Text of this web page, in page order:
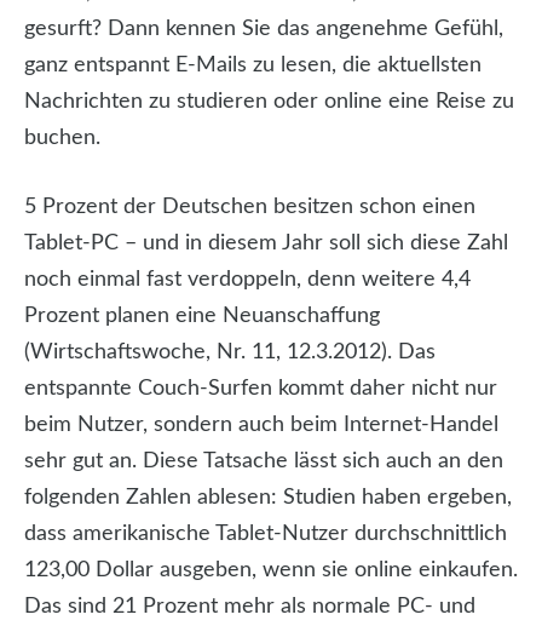
gesurft? Dann kennen Sie das angenehme Gefühl,
ganz entspannt E-Mails zu lesen, die aktuellsten
Nachrichten zu studieren oder online eine Reise zu
buchen.
5 Prozent der Deutschen besitzen schon einen
Tablet-PC – und in diesem Jahr soll sich diese Zahl
noch einmal fast verdoppeln, denn weitere 4,4
Prozent planen eine Neuanschaffung
(Wirtschaftswoche, Nr. 11, 12.3.2012). Das
entspannte Couch-Surfen kommt daher nicht nur
beim Nutzer, sondern auch beim Internet-Handel
sehr gut an. Diese Tatsache lässt sich auch an den
folgenden Zahlen ablesen: Studien haben ergeben,
dass amerikanische Tablet-Nutzer durchschnittlich
123,00 Dollar ausgeben, wenn sie online einkaufen.
Das sind 21 Prozent mehr als normale PC- und